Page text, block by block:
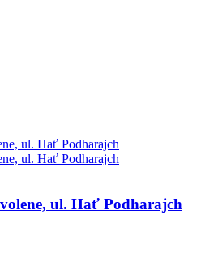
ul. Hať Podharajch